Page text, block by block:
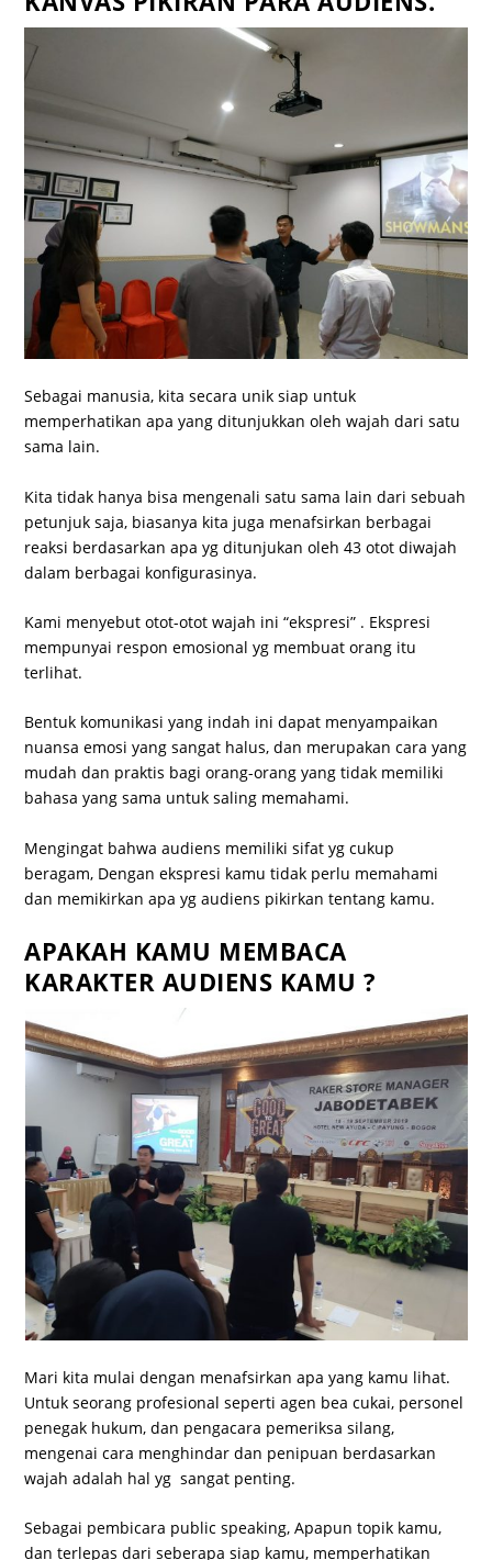
Sebagai manusia, kita secara unik siap untuk
memperhatikan apa yang ditunjukkan oleh wajah dari satu
sama lain.
Kita tidak hanya bisa mengenali satu sama lain dari sebuah
petunjuk saja, biasanya kita juga menafsirkan berbagai
reaksi berdasarkan apa yg ditunjukan oleh 43 otot diwajah
dalam berbagai konfigurasinya.
Kami menyebut otot-otot wajah ini “ekspresi” . Ekspresi
mempunyai respon emosional yg membuat orang itu
terlihat.
Bentuk komunikasi yang indah ini dapat menyampaikan
nuansa emosi yang sangat halus, dan merupakan cara yang
mudah dan praktis bagi orang-orang yang tidak memiliki
bahasa yang sama untuk saling memahami.
Mengingat bahwa audiens memiliki sifat yg cukup
beragam, Dengan ekspresi kamu tidak perlu memahami
dan memikirkan apa yg audiens pikirkan tentang kamu.
APAKAH KAMU MEMBACA
KARAKTER AUDIENS KAMU ?
Mari kita mulai dengan menafsirkan apa yang kamu lihat.
Untuk seorang profesional seperti agen bea cukai, personel
penegak hukum, dan pengacara pemeriksa silang,
mengenai cara menghindar dan penipuan berdasarkan
wajah adalah hal yg sangat penting.
Sebagai pembicara public speaking, Apapun topik kamu,
dan terlepas dari seberapa siap kamu, memperhatikan